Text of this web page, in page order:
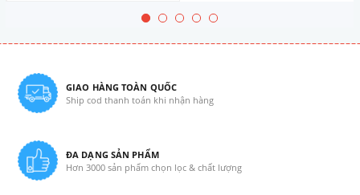
GIAO HÀNG TOÀN QUỐC
Ship cod thanh toán khi nhận hàng
ĐA DẠNG SẢN PHẨM
Hơn 3000 sản phẩm chọn lọc & chất lượng